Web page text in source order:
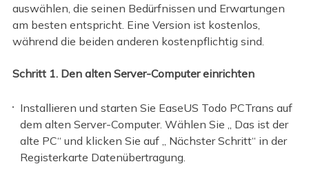
auswählen, die seinen Bedürfnissen und Erwartungen
am besten entspricht. Eine Version ist kostenlos,
während die beiden anderen kostenpflichtig sind.
Schritt 1. Den alten Server-Computer einrichten
Installieren und starten Sie EaseUS Todo PCTrans auf
dem alten Server-Computer. Wählen Sie „ Das ist der
alte PC“ und klicken Sie auf „ Nächster Schritt“ in der
Registerkarte Datenübertragung.